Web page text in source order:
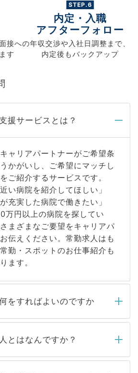
接への
す
STEP.6
内定・入職
アフターフォロー
年収交渉や入社日調整まで、
内定後もバックアップ
援サービスとは？
ャリアパートナーがご希望条
かがいし、ご希望にマッチし
ご紹介するサービスです。
い病院を紹介してほしい」
充実した病院で働きたい」
万円以上の病院を探してい
まざまなご要望をキャリアパ
伝えください。常勤求人はも
勤・スポットのお仕事紹介も
ます。
をすればよいのですか
きましたら、弊社担当者がご
認し、その後メールもしくは
5営業日以内にはご連絡をせて
とはなんですか？
で取り扱っている求人の